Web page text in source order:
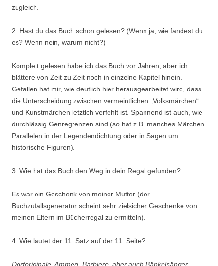
zugleich.
2. Hast du das Buch schon gelesen? (Wenn ja, wie fandest du
es? Wenn nein, warum nicht?)
Komplett gelesen habe ich das Buch vor Jahren, aber ich
blättere von Zeit zu Zeit noch in einzelne Kapitel hinein.
Gefallen hat mir, wie deutlich hier herausgearbeitet wird, dass
die Unterscheidung zwischen vermeintlichen „Volksmärchen“
und Kunstmärchen letztlch verfehlt ist. Spannend ist auch, wie
durchlässig Genregrenzen sind (so hat z.B. manches Märchen
Parallelen in der Legendendichtung oder in Sagen um
historische Figuren).
3. Wie hat das Buch den Weg in dein Regal gefunden?
Es war ein Geschenk von meiner Mutter (der
Buchzufallsgenerator scheint sehr zielsicher Geschenke von
meinen Eltern im Bücherregal zu ermitteln).
4. Wie lautet der 11. Satz auf der 11. Seite?
Dorforiginale, Ammen, Barbiere, aber auch Bänkelsänger,